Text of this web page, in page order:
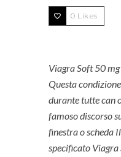
0 Likes
Viagra Soft 50
Questa
durante tutte can
famoso discorso
finestra o scheda
specificato